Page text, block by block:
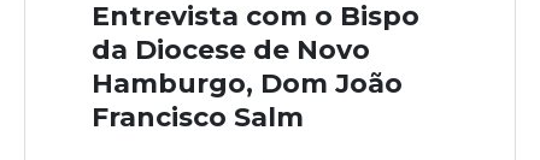
Entrevista com o Bispo
da Diocese de Novo
Hamburgo, Dom João
Francisco Salm